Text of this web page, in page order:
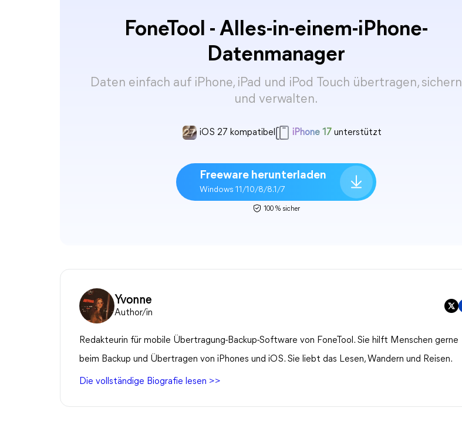
FoneTool - Alles-in-einem-iPhone-
Datenmanager
Daten einfach auf iPhone, iPad und iPod Touch übertragen, sichern
und verwalten.
iOS 27 kompatibel iPhone 17unterstützt
Freeware herunterladen
Windows 11/10/8/8.1/7
100 % sicher
Yvonne
Author/in
Redakteurin für mobile Übertragung-Backup-Software von FoneTool. Sie hilft Menschen gerne
beim Backup und Übertragen von iPhones und iOS. Sie liebt das Lesen, Wandern und Reisen.
Die vollständige Biografie lesen >>